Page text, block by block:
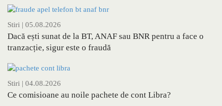
Stiri | 05.08.2026
Dacă ești sunat de la BT, ANAF sau BNR pentru a face o
tranzacție, sigur este o fraudă
Stiri | 04.08.2026
Ce comisioane au noile pachete de cont Libra?